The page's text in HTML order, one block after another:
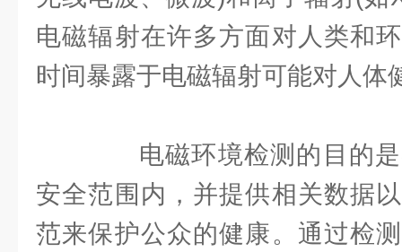
电磁辐射在许多方面对人类和
时间暴露于电磁辐射可能对人体
电磁环境检测的目的是
安全范围内，并提供相关数据
范来保护公众的健康。通过检